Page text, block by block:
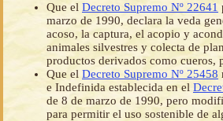
Que el Decreto Supremo Nº 22641
marzo de 1990, declara la veda
acoso, la captura, el acopio y
animales silvestres y colecta de
productos derivados como cueros,
Que el Decreto Supremo Nº 25458
e Indefinida establecida en el
de 8 de marzo de 1990, pero
para permitir el uso sostenible de